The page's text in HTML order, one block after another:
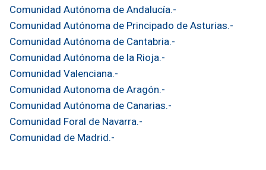
Comunidad Autónoma de Andalucía.-
Comunidad Autónoma de Principado de Asturias.-
Comunidad Autónoma de Cantabria.-
Comunidad Autónoma de la Rioja.-
Comunidad Valenciana.-
Comunidad Autonoma de Aragón.-
Comunidad Autónoma de Canarias.-
Comunidad Foral de Navarra.-
Comunidad de Madrid.-